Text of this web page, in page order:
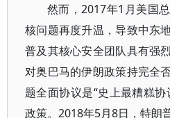
然而，2017年1月美国
核问题再度升温，导致中东
普及其核心安全团队具有强
对奥巴马的伊朗政策持完全
题全面协议是“史上最糟糕
政策。2018年5月8日，特朗